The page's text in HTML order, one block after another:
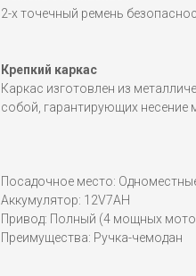
2-х точечный ремень
Крепкий каркас
Каркас изготовлен из
собой, гарантирующих несение
Посадочное место:
Аккумулятор: 12V7AH
Привод: Полный (4 мощных
Преимущества: Ручка-чемодан